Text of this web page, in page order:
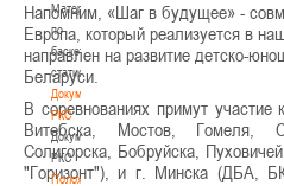
Материалы
по
баскетбольной
статистике
Документы
РКС
Документы
РКС
Положение
Напомним, «Шаг в будущее» -
Европа, который реализуется в
направлен на развитие детско-
Беларуси.
В соревнованиях примут
Витебска, Мостов, Гомеля,
Солигорска, Бобруйска,
"Горизонт"), и г. Минска (ДБА,